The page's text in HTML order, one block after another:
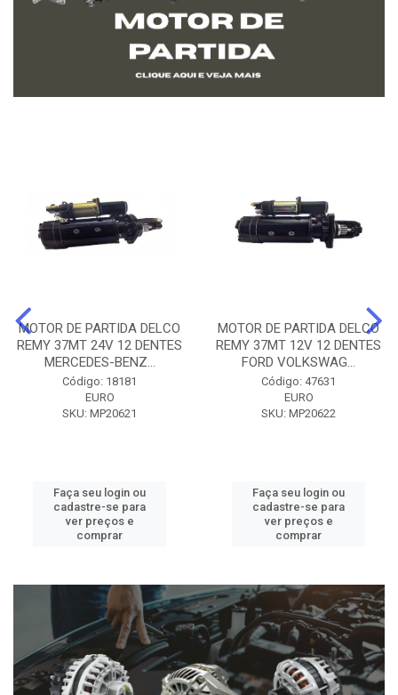
MOTOR DE PARTIDA DELCO
REMY 37MT 24V 12 DENTES
MERCEDES-BENZ...
Código: 18181
EURO
SKU: MP20621
Faça seu login ou
cadastre-se para
ver preços e
comprar
MOTOR DE PARTIDA DELCO
REMY 37MT 12V 12 DENTES
FORD VOLKSWAG...
Código: 47631
EURO
SKU: MP20622
Faça seu login ou
cadastre-se para
ver preços e
comprar